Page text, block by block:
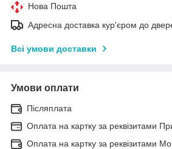
Нова Пошта
Адресна доставка кур'єром до
Всі умови доставки
Умови оплати
Післяплата
Оплата на картку за реквізитами
Оплата на картку за реквізитами